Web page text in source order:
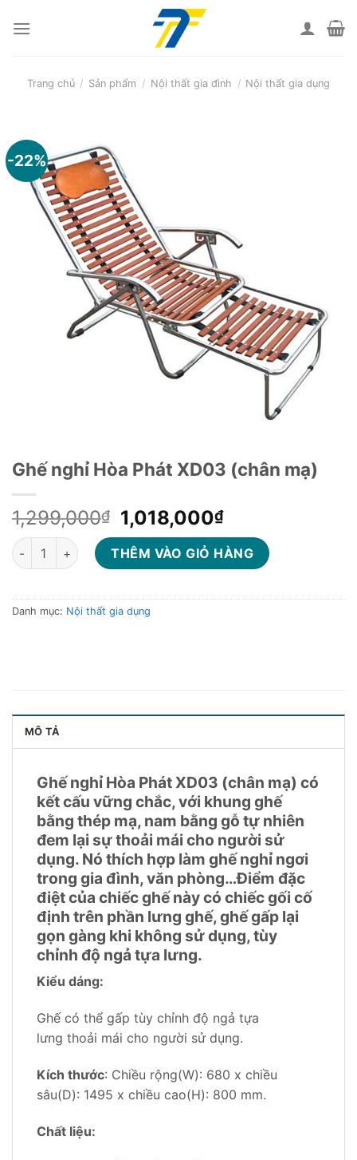
Trang chủ / Sản phẩm / Nội thất gia đình / Nội thất gia dụng
-22%
Ghế nghỉ Hòa Phát XD03 (chân mạ)
1,299,000₫
Giá
gốc
là:
1,299,000₫.
1,018,000₫Giá
hiện
tại
là:
1,018,000₫.
Ghế nghỉ Hòa Phát XD03 (chân mạ) số lượng
THÊM VÀO GIỎ HÀNG
Danh mục: Nội thất gia dụng
MÔ TẢ
Ghế nghỉ Hòa Phát XD03 (chân mạ) có
kết cấu vững chắc, với khung ghế
bằng thép mạ, nam bằng gỗ tự nhiên
đem lại sự thoải mái cho người sử
dụng. Nó thích hợp làm ghế nghỉ ngơi
trong gia đình, văn phòng…Điểm đặc
điệt của chiếc ghế này có chiếc gối cố
định trên phần lưng ghế, ghế gấp lại
gọn gàng khi không sử dụng, tùy
chỉnh độ ngả tựa lưng.
Kiểu dáng:
Ghế có thể gấp tùy chỉnh độ ngả tựa
lưng thoải mái cho người sử dụng.
Kích thước: Chiều rộng(W): 680 x chiều
sâu(D): 1495 x chiều cao(H): 800 mm.
Chất liệu: